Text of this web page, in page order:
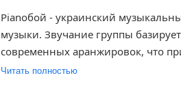
Pianoбой - украинский
музыки. Звучание группы
современных аранжировок, что
представлено шесть композиций
Читать полностью